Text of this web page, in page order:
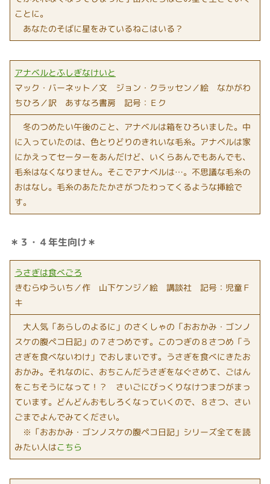
ことに。
あなたのそばに星をみているねこはいる？
アナベルとふしぎなけいと
マック・バーネット／文 ジョン・クラッセン／絵 なかがわ
ちひろ／訳 あすなろ書房 記号：Ｅク
冬のつめたい午後のこと、アナベルは箱をひろいました。中
に入っていたのは、色とりどりのきれいな毛糸。アナベルは家
にかえってセーターをあんだけど、いくらあんでもあんでも、
毛糸はなくなりません。そこでアナベルは…。不思議な毛糸の
おはなし。毛糸のあたたかさがつたわってくるような挿絵で
す。
＊３・４年生向け＊
うさぎは食べごろ
きむらゆういち／作 山下ケンジ／絵 講談社 記号：児童Ｆ
キ
大人気「あらしのよるに」のさくしゃの「おおかみ・ゴンノ
スケの腹ペコ日記」の７さつめです。このつぎの８さつめ「う
さぎを食べないわけ」でおしまいです。うさぎを食べにきたお
おかみ。それなのに、おちこんだうさぎをなぐさめて、ごはん
をこちそうになって！？ さいごにびっくりなけつまつがまっ
ています。どんどんおもしろくなっていくので、８さつ、さい
ごまでよんでみてください。
※「おおかみ・ゴンノスケの腹ペコ日記」シリーズ全てを読
みたい人はこちら